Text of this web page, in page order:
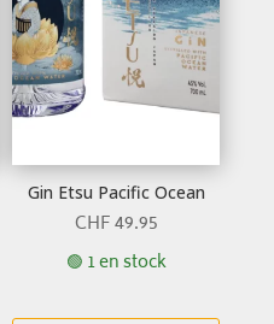
Gin Etsu Pacific Ocean
CHF49.95
🟢 1 en stock